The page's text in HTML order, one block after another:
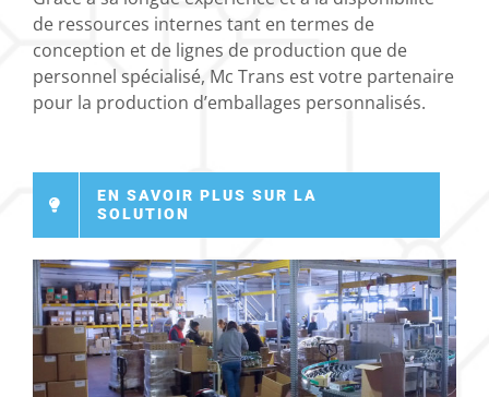
de ressources internes tant en termes de
conception et de lignes de production que de
personnel spécialisé, Mc Trans est votre partenaire
pour la production d’emballages personnalisés.
EN SAVOIR PLUS SUR LA
SOLUTION